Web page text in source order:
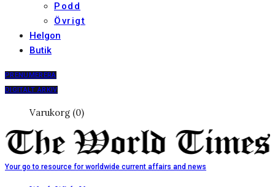
Podd
Övrigt
Helgon
Butik
PRENUMERERA
DIGITALT ARKIV
Varukorg (0)
Your go to resource for worldwide current affairs and news